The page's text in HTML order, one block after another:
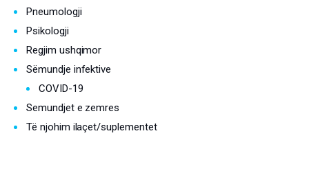
Pneumologji
Psikologji
Regjim ushqimor
Sëmundje infektive
COVID-19
Semundjet e zemres
Të njohim ilaçet/suplementet